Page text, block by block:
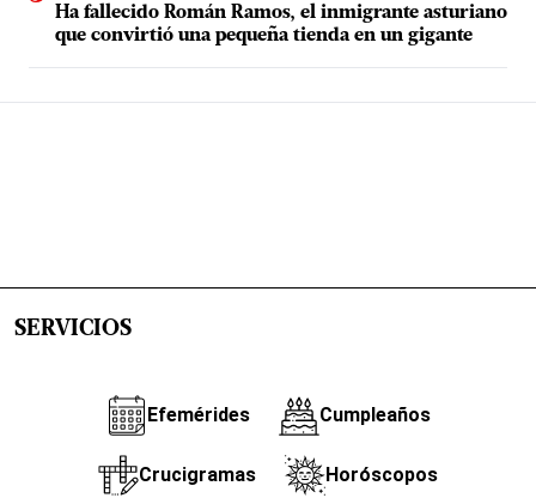
Ha fallecido Román Ramos, el inmigrante asturiano
que convirtió una pequeña tienda en un gigante
SERVICIOS
Efemérides Cumpleaños
Crucigramas Horóscopos